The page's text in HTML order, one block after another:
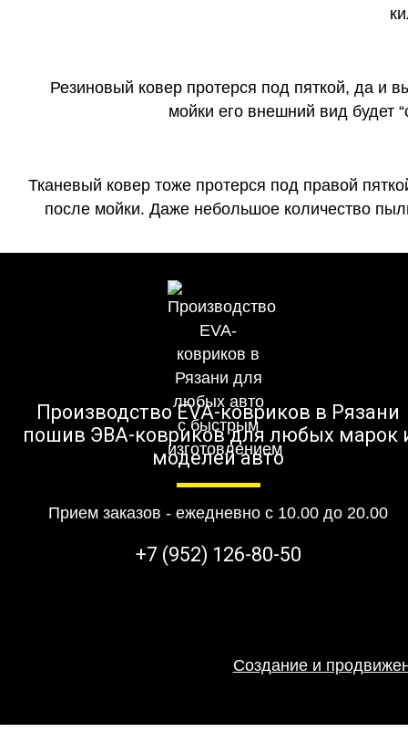
Резиновый ковер протерся под пяткой, да и
мойки его внешний вид будет
Тканевый ковер тоже протерся под правой
после мойки. Даже небольшое количество
Производство EVA-ковриков в Рязани
пошив ЭВА-ковриков для любых марок
моделей авто
Прием заказов - ежедневно с 10.00 до 20.00
+7 (952) 126-80-50
Создание и